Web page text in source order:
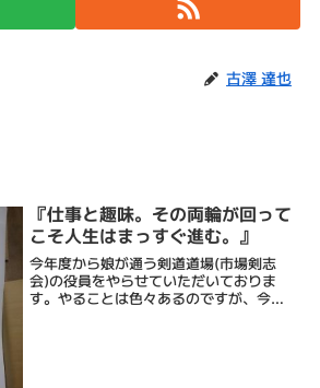
古澤 達也
『仕事と趣味。その両輪が回って
こそ人生はまっすぐ進む。』
今年度から娘が通う剣道道場(市場剣志
会)の役員をやらせていただいておりま
す。やることは色々あるのですが、今回